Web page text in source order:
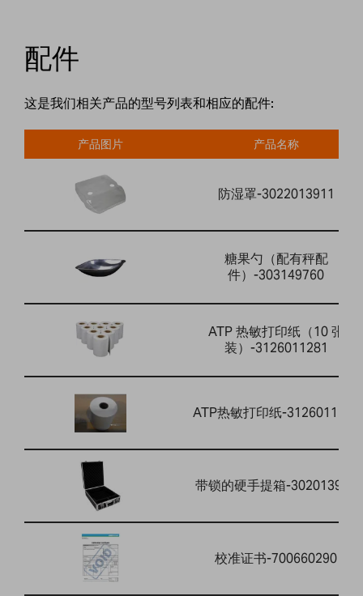
配件
这是我们相关产品的型号列表和相应的配件:
产品图片 产品名称
防湿罩-3022013911
糖果勺（配有秤配
件）-303149760
ATP 热敏打印纸（10 张
装）-3126011281
ATP热敏打印纸-3126011263
带锁的硬手提箱-302013912
校准证书-700660290